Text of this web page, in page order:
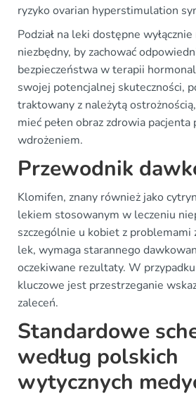
ryzyko ovarian hyperstimulation
Podział na leki dostępne
niezbędny, by zachować
bezpieczeństwa w terapii
swojej potencjalnej skuteczności,
traktowany z należytą
mieć pełen obraz zdrowia pacjenta
wdrożeniem.
Przewodnik
Klomifen, znany również jako
lekiem stosowanym w leczeniu
szczególnie u kobiet z problemami
lek, wymaga starannego
oczekiwane rezultaty. W
kluczowe jest przestrzeganie
zaleceń.
Standardowe
według polskich
wytycznych